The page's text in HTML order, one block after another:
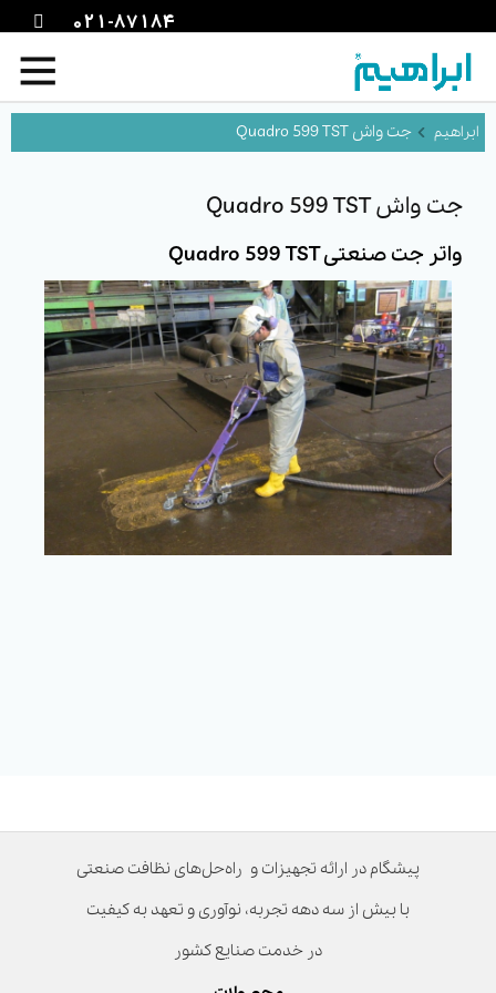
021-87184
جت واش Quadro 599 TST
جت واش Quadro 599 TST
واتر جت صنعتی Quadro 599 TST
پیشگام در ارائه تجهیزات و راه‌حل‌های نظافت صنعتی
با بیش از سه دهه تجربه، نوآوری و تعهد به کیفیت
در خدمت صنایع کشور